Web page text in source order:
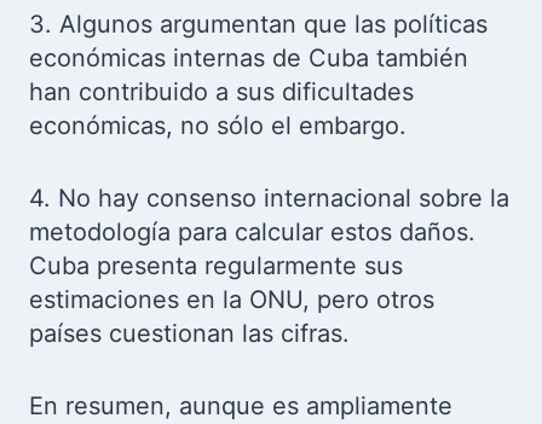
3. Algunos argumentan que las políticas
económicas internas de Cuba también
han contribuido a sus dificultades
económicas, no sólo el embargo.
4. No hay consenso internacional sobre la
metodología para calcular estos daños.
Cuba presenta regularmente sus
estimaciones en la ONU, pero otros
países cuestionan las cifras.
En resumen, aunque es ampliamente